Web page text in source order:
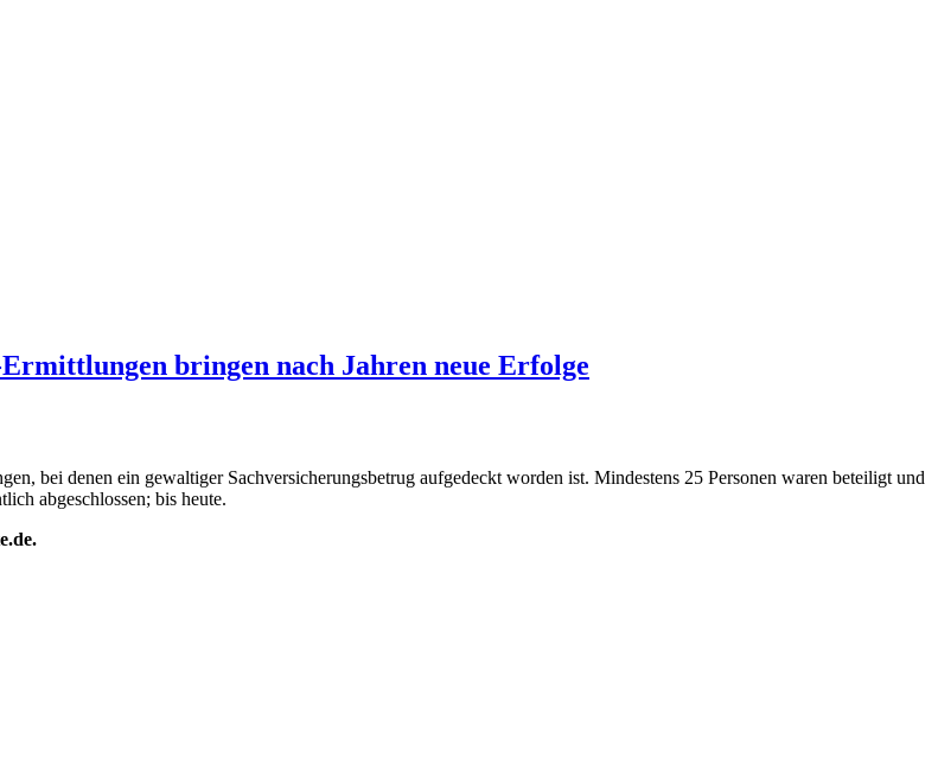
bringen nach Jahren neue Erfolge
bei denen ein gewaltiger Sachversicherungsbetrug aufgedeckt worden ist. Mindestens 25 Personen waren beteiligt und
abgeschlossen; bis heute.